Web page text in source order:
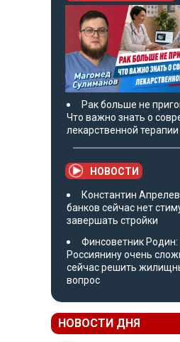
Рак больше не
Что важно знать о
лекарственной терапии
НОВОСТИ
Константин
банков сейчас нет
завершать стройки
Финсоветник Родин:
Россиянину очень
сейчас решить
вопрос
НОВОСТИ ДНЯ